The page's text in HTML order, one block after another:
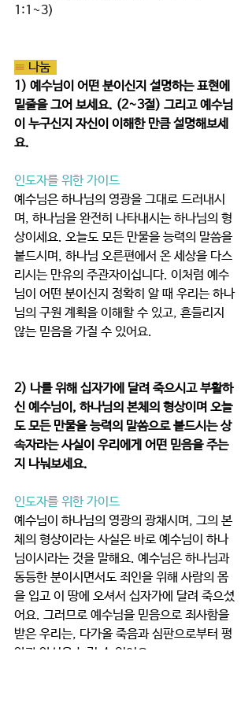
1:1~3)
≡ 나눔
1) 예수님이 어떤 분이신지 설명하는 표현에
밑줄을 그어 보세요. (2~3절) 그리고 예수님
이 누구신지 자신이 이해한 만큼 설명해보세
요.
인도자를 위한 가이드
예수님은 하나님의 영광을 그대로 드러내시
며, 하나님을 완전히 나타내시는 하나님의 형
상이세요. 오늘도 모든 만물을 능력의 말씀을
붙드시며, 하나님 오른편에서 온 세상을 다스
리시는 만유의 주관자이십니다. 이처럼 예수
님이 어떤 분이신지 정확히 알 때 우리는 하나
님의 구원 계획을 이해할 수 있고, 흔들리지
않는 믿음을 가질 수 있어요.
2) 나를 위해 십자가에 달려 죽으시고 부활하
신 예수님이, 하나님의 본체의 형상이며 오늘
도 모든 만물을 능력의 말씀으로 붙드시는 상
속자라는 사실이 우리에게 어떤 믿음을 주는
지 나눠보세요.
인도자를 위한 가이드
예수님이 하나님의 영광의 광채시며, 그의 본
체의 형상이라는 사실은 바로 예수님이 하나
님이시라는 것을 말해요. 예수님은 하나님과
동등한 분이시면서도 죄인을 위해 사람의 몸
을 입고 이 땅에 오셔서 십자가에 달려 죽으셨
어요. 그러므로 예수님을 믿음으로 죄사함을
받은 우리는, 다가올 죽음과 심판으로부터 평
안과 안식을 누릴 수 있어요.